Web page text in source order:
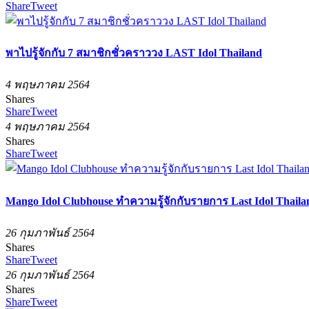
ShareTweet
พาไปรู้จักกับ 7 สมาชิกชั่วคราววง LAST Idol Thailand
4 พฤษภาคม 2564
Shares
ShareTweet
4 พฤษภาคม 2564
Shares
ShareTweet
Mango Idol Clubhouse ทำความรู้จักกับรายการ Last Idol
26 กุมภาพันธ์ 2564
Shares
ShareTweet
26 กุมภาพันธ์ 2564
Shares
ShareTweet